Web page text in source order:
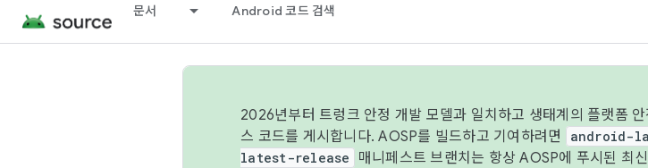
문서 Android 코드 검색
2026년부터 트렁크 안정 개발 모델과 일치하고 생태계의 플랫폼
스 코드를 게시합니다. AOSP를 빌드하고 기여하려면
android-
latest-release
매니페스트 브랜치는 항상 AOSP에 푸시된 최